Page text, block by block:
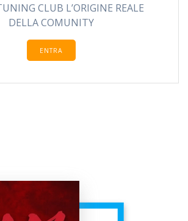
CLUB L’ORIGINE REALE
DELLA COMUNITY
ENTRA